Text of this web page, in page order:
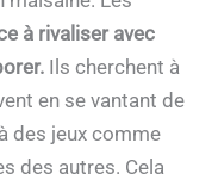
à rivaliser avec
Ils cherchent à
en se vantant de
des jeux comme
des autres. Cela